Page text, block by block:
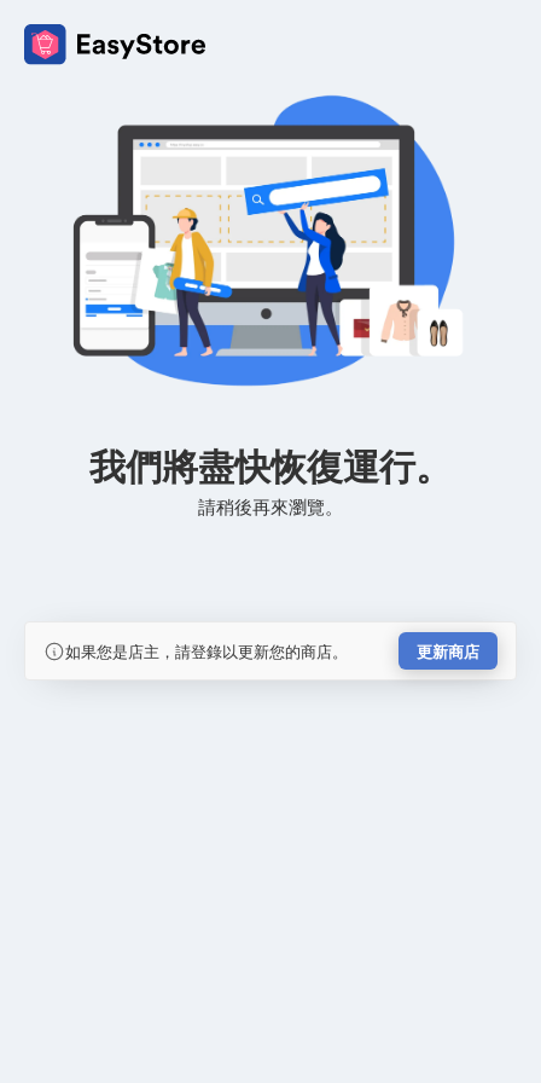
我們將盡快恢復運行。
請稍後再來瀏覽。
如果您是店主，請登錄以更新您的商店。 更新商店